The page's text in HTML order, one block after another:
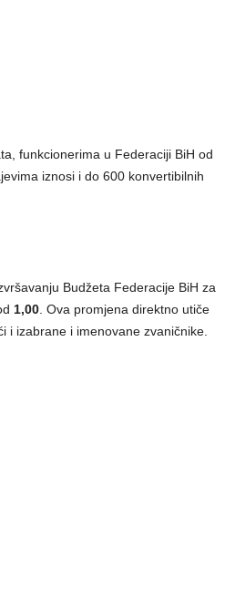
funkcionerima u Federaciji BiH od
iznosi i do 600 konvertibilnih
Budžeta Federacije BiH za
1,00. Ova promjena direktno utiče
i izabrane i imenovane zvaničnike.